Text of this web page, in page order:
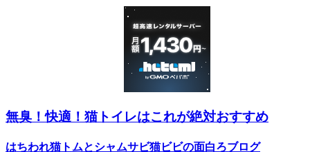
無臭！快適！猫トイレはこれが絶対おすすめ
はちわれ猫トムとシャムサビ猫ビビの面白ろブログ